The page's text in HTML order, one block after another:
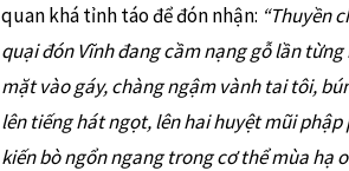
quan khá tỉnh táo để đón nhận: “Thuyền
quại đón Vĩnh đang cầm nạng gỗ lần
mặt vào gáy, chàng ngậm vành tai tôi,
lên tiếng hát ngọt, lên hai huyệt mũi
kiến bò ngổn ngang trong cơ thể mùa hạ